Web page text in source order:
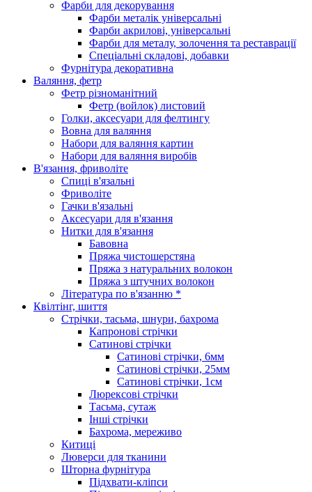
Фарби для декорування
Фарби металік універсальні
Фарби акрилові, універсальні
Фарби для металу, золочення та реставрації
Спеціальні складові, добавки
Фурнітура декоративна
Валяння, фетр
Фетр різноманітний
Фетр (войлок) листовий
Голки, аксесуари для фелтингу
Вовна для валяння
Набори для валяння картин
Набори для валяння виробів
В'язання, фриволіте
Спиці в'язальні
Фриволіте
Гачки в'язальні
Аксесуари для в'язання
Нитки для в'язання
Бавовна
Пряжа чистошерстяна
Пряжа з натуральних волокон
Пряжа з штучних волокон
Література по в'язанню *
Квілтінг, шиття
Стрічки, тасьма, шнури, бахрома
Капронові стрічки
Сатинові стрічки
Сатинові стрічки, 6мм
Сатинові стрічки, 25мм
Сатинові стрічки, 1см
Люрексові стрічки
Тасьма, сутаж
Інші стрічки
Бахрома, мереживо
Китиці
Люверси для тканини
Шторна фурнітура
Підхвати-кліпси